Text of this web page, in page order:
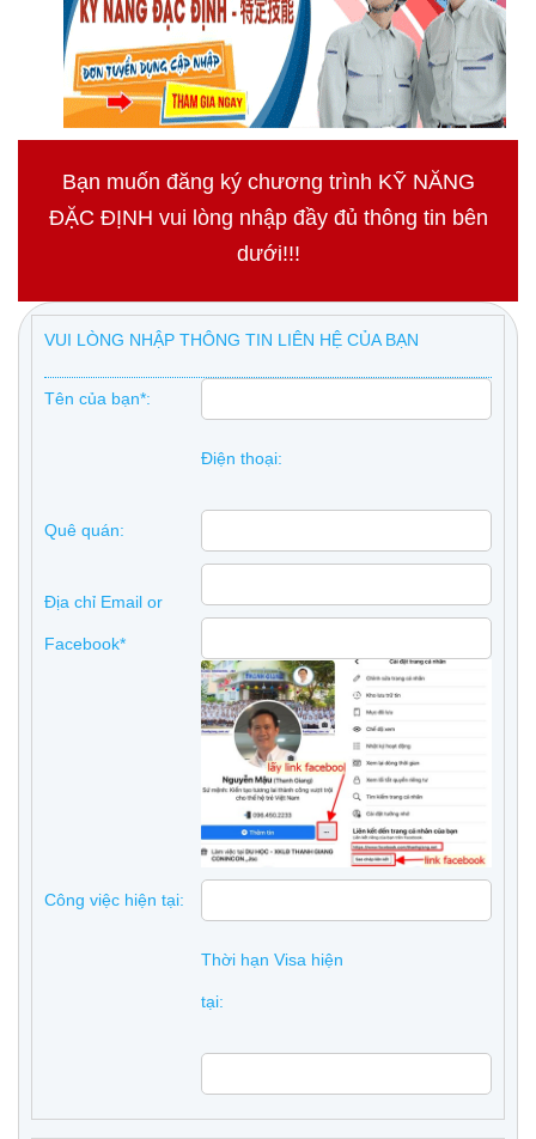
Bạn muốn đăng ký chương trình KỸ NĂNG
ĐẶC ĐỊNH vui lòng nhập đầy đủ thông tin bên
dưới!!!
VUI LÒNG NHẬP THÔNG TIN LIÊN HỆ CỦA BẠN
Tên của bạn*:
Điện thoại:
Quê quán:
Địa chỉ Email or
Facebook*
Công việc hiện tại:
Thời hạn Visa hiện
tại: